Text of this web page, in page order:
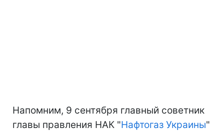
Напомним, 9 сентября главный советник
главы правления НАК "Нафтогаз Украины"